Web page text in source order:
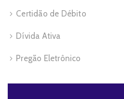
Certidão de Débito
Dívida Ativa
Pregão Eletrônico